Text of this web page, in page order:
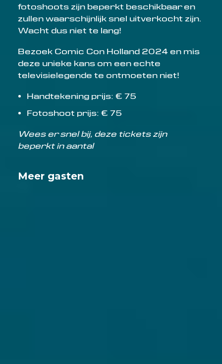
fotoshoots zijn beperkt beschikbaar en
zullen waarschijnlijk snel uitverkocht zijn.
Wacht dus niet te lang!
Bezoek Comic Con Holland 2024 en mis
deze unieke kans om een echte
televisielegende te ontmoeten niet!
Handtekening prijs: € 75
Fotoshoot prijs: € 75
Wees er snel bij, deze tickets zijn
beperkt in aantal
Meer gasten